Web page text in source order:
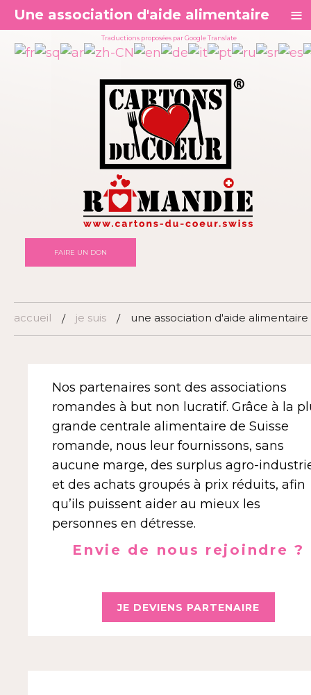
Traductions proposées par Google Translate
FAIRE UN DON
accueil / je suis / une association d'aide alimentaire
Nos partenaires sont des associations
romandes à but non lucratif. Grâce à la
grande centrale alimentaire de Suisse
romande, nous leur fournissons, sans
aucune marge, des surplus agro-
et des achats groupés à prix réduits, afin
qu’ils puissent aider au mieux les
personnes en détresse.
Envie de nous rejoindre ?
JE DEVIENS PARTENAIRE
Une association d'aide alimentaire ≡